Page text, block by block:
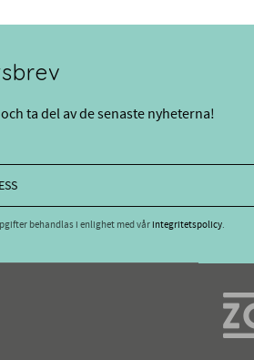
ta del av de senaste nyheterna!
behandlas i enlighet med vårintegritetspolicy.